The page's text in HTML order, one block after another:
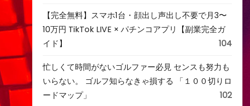
【完全無料】スマホ1台・顔出し声出し不要で月3〜
10万円 TikTok LIVE × パチンコアプリ【副業完全ガ
イド】
104
忙しくて時間がないゴルファー必見 センスも努力も
いらない。 ゴルフ知らなきゃ損する 「１００切りロ
ードマップ」
102